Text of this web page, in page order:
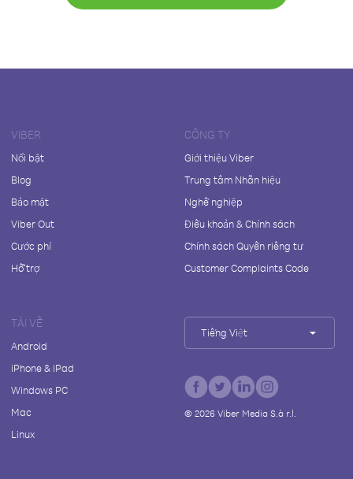
VIBER
Nổi bật
Blog
Bảo mật
Viber Out
Cước phí
Hỗ trợ
CÔNG TY
Giới thiệu Viber
Trung tâm Nhãn hiệu
Nghề nghiệp
Điều khoản & Chính sách
Chính sách Quyền riêng tư
Customer Complaints Code
TẢI VỀ
Android
iPhone & iPad
Windows PC
Mac
Linux
Tiếng Việt
© 2026Viber Media S.à r.l.